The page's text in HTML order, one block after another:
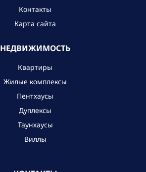
Контакты
Карта сайта
НЕДВИЖИМОСТЬ
Квартиры
Жилые комплексы
Пентхаусы
Дуплексы
Таунхаусы
Виллы